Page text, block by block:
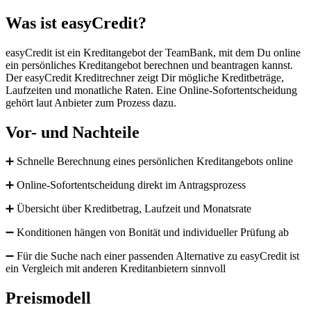
Was ist easyCredit?
easyCredit ist ein Kreditangebot der TeamBank, mit dem Du online
ein persönliches Kreditangebot berechnen und beantragen kannst.
Der easyCredit Kreditrechner zeigt Dir mögliche Kreditbeträge,
Laufzeiten und monatliche Raten. Eine Online-Sofortentscheidung
gehört laut Anbieter zum Prozess dazu.
Vor- und Nachteile
➕ Schnelle Berechnung eines persönlichen Kreditangebots online
➕ Online-Sofortentscheidung direkt im Antragsprozess
➕ Übersicht über Kreditbetrag, Laufzeit und Monatsrate
➖ Konditionen hängen von Bonität und individueller Prüfung ab
➖ Für die Suche nach einer passenden Alternative zu easyCredit ist
ein Vergleich mit anderen Kreditanbietern sinnvoll
Preismodell